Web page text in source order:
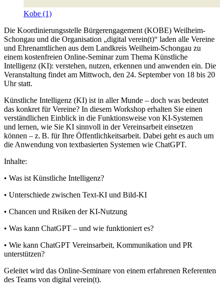
Kobe (1)
Die Koordinierungsstelle Bürgerengagement (KOBE) Weilheim-
Schongau und die Organisation „digital verein(t)“ laden alle Vereine
und Ehrenamtlichen aus dem Landkreis Weilheim-Schongau zu
einem kostenfreien Online-Seminar zum Thema Künstliche
Intelligenz (KI): verstehen, nutzen, erkennen und anwenden ein. Die
Veranstaltung findet am Mittwoch, den 24. September von 18 bis 20
Uhr statt.
Künstliche Intelligenz (KI) ist in aller Munde – doch was bedeutet
das konkret für Vereine? In diesem Workshop erhalten Sie einen
verständlichen Einblick in die Funktionsweise von KI-Systemen
und lernen, wie Sie KI sinnvoll in der Vereinsarbeit einsetzen
können – z. B. für Ihre Öffentlichkeitsarbeit. Dabei geht es auch um
die Anwendung von textbasierten Systemen wie ChatGPT.
Inhalte:
• Was ist Künstliche Intelligenz?
• Unterschiede zwischen Text-KI und Bild-KI
• Chancen und Risiken der KI-Nutzung
• Was kann ChatGPT – und wie funktioniert es?
• Wie kann ChatGPT Vereinsarbeit, Kommunikation und PR
unterstützen?
Geleitet wird das Online-Seminare von einem erfahrenen Referenten
des Teams von digital verein(t).